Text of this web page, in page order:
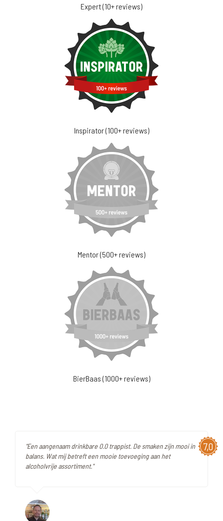
Expert (10+ reviews)
Inspirator (100+ reviews)
Mentor (500+ reviews)
BierBaas (1000+ reviews)
7,0
"Een aangenaam drinkbare 0.0 trappist. De smaken zijn mooi in
balans. Wat mij betreft een mooie toevoeging aan het
alcoholvrije assortiment."